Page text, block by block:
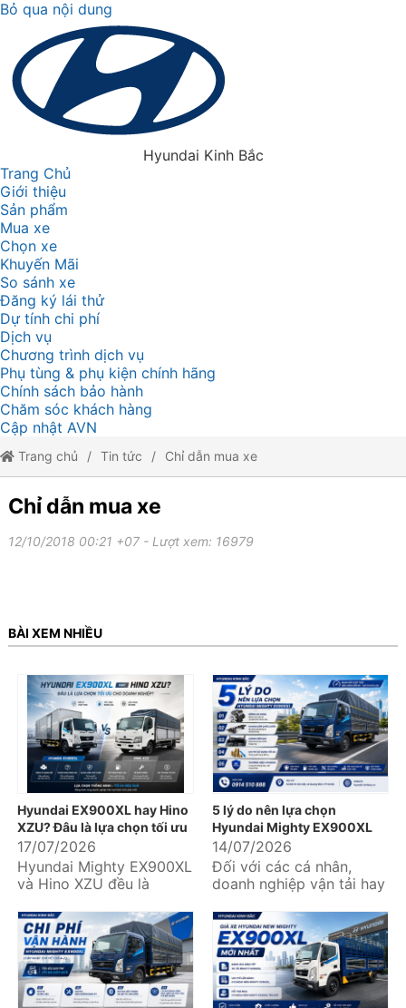
Bỏ qua nội dung
Hyundai Kinh Bắc
Trang Chủ
Giới thiệu
Sản phẩm
Mua xe
Chọn xe
Khuyến Mãi
So sánh xe
Đăng ký lái thử
Dự tính chi phí
Dịch vụ
Chương trình dịch vụ
Phụ tùng & phụ kiện chính hãng
Chính sách bảo hành
Chăm sóc khách hàng
Cập nhật AVN
Trang chủ Tin tức Chỉ dẫn mua xe
Chỉ dẫn mua xe
12/10/2018 00:21 +07 - Lượt xem: 16979
BÀI XEM NHIỀU
Hyundai EX900XL hay Hino
XZU? Đâu là lựa chọn tối ưu
cho doanh nghiệp?
17/07/2026
Hyundai Mighty EX900XL
và Hino XZU đều là
được nhiều doanh nghiệp
vận tải,...
5 lý do nên lựa chọn
Hyundai Mighty EX900XL
14/07/2026
Đối với các cá nhân,
doanh nghiệp vận tải hay
một chiếc xe tải không...